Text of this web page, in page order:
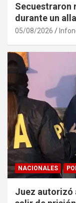
Secuestraron
durante un
05/08/2026
NACIONALES
Juez autorizó